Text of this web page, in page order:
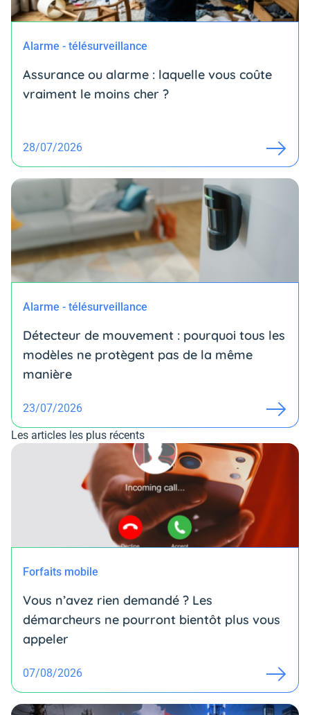
Alarme - télésurveillance
Assurance ou alarme : laquelle vous coûte
vraiment le moins cher ?
28/07/2026
Alarme - télésurveillance
Détecteur de mouvement : pourquoi tous les
modèles ne protègent pas de la même
manière
23/07/2026
Les articles les plus récents
Forfaits mobile
Vous n’avez rien demandé ? Les
démarcheurs ne pourront bientôt plus vous
appeler
07/08/2026